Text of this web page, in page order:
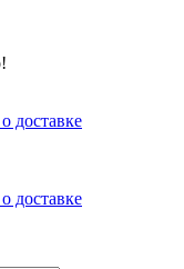
доставке
доставке